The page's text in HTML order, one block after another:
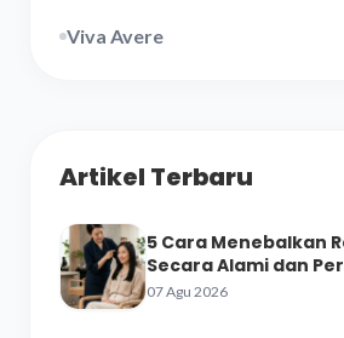
Viva Avere
Artikel Terbaru
5 Cara Menebalkan
Secara Alami dan
07 Agu 2026